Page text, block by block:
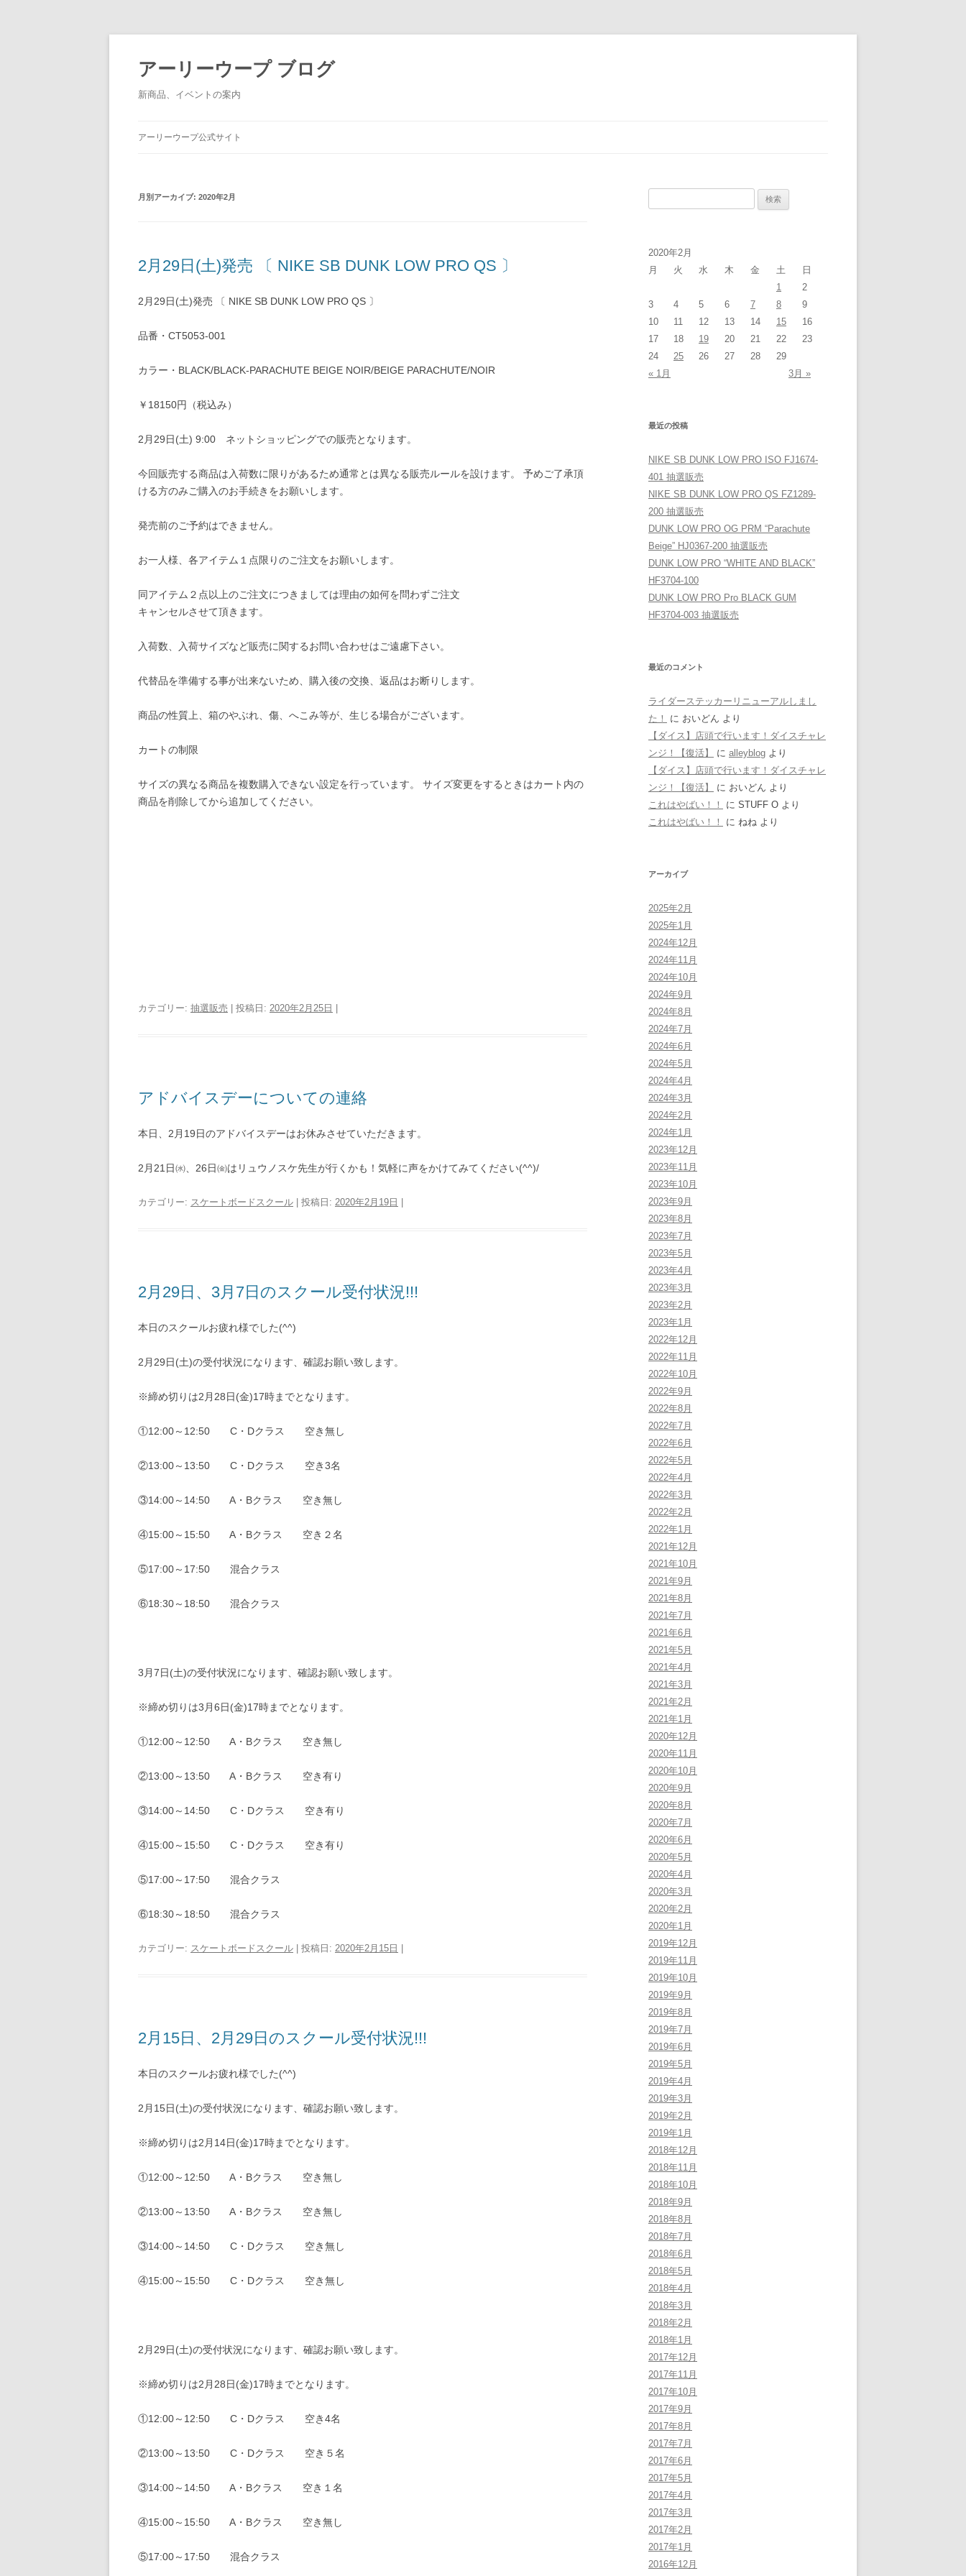
アーリーウープ ブログ
新商品、イベントの案内
アーリーウープ公式サイト
月別アーカイブ: 2020年2月
2月29日(土)発売 〔 NIKE SB DUNK LOW PRO QS 〕
2月29日(土)発売 〔 NIKE SB DUNK LOW PRO QS 〕
品番・CT5053-001
カラー・BLACK/BLACK-PARACHUTE BEIGE NOIR/BEIGE PARACHUTE/NOIR
￥18150円（税込み）
2月29日(土) 9:00 ネットショッピングでの販売となります。
今回販売する商品は入荷数に限りがあるため通常とは異なる販売ルールを設けます。 予めご了承頂
ける方のみご購入のお手続きをお願いします。
発売前のご予約はできません。
お一人様、各アイテム１点限りのご注文をお願いします。
同アイテム２点以上のご注文につきましては理由の如何を問わずご注文
キャンセルさせて頂きます。
入荷数、入荷サイズなど販売に関するお問い合わせはご遠慮下さい。
代替品を準備する事が出来ないため、購入後の交換、返品はお断りします。
商品の性質上、箱のやぶれ、傷、へこみ等が、生じる場合がございます。
カートの制限
サイズの異なる商品を複数購入できない設定を行っています。 サイズ変更をするときはカート内の
商品を削除してから追加してください。
カテゴリー: 抽選販売 | 投稿日: 2020年2月25日
アドバイスデーについての連絡
本日、2月19日のアドバイスデーはお休みさせていただきます。
2月21日㈬、26日㈮はリュウノスケ先生が行くかも！気軽に声をかけてみてください(^^)/
カテゴリー: スケートボードスクール | 投稿日: 2020年2月19日
2月29日、3月7日のスクール受付状況!!!
本日のスクールお疲れ様でした(^^)
2月29日(土)の受付状況になります、確認お願い致します。
※締め切りは2月28日(金)17時までとなります。
①12:00～12:50 C・Dクラス 空き無し
②13:00～13:50 C・Dクラス 空き3名
③14:00～14:50 A・Bクラス 空き無し
④15:00～15:50 A・Bクラス 空き２名
⑤17:00～17:50 混合クラス
⑥18:30～18:50 混合クラス
3月7日(土)の受付状況になります、確認お願い致します。
※締め切りは3月6日(金)17時までとなります。
①12:00～12:50 A・Bクラス 空き無し
②13:00～13:50 A・Bクラス 空き有り
③14:00～14:50 C・Dクラス 空き有り
④15:00～15:50 C・Dクラス 空き有り
⑤17:00～17:50 混合クラス
⑥18:30～18:50 混合クラス
カテゴリー: スケートボードスクール | 投稿日: 2020年2月15日
2月15日、2月29日のスクール受付状況!!!
本日のスクールお疲れ様でした(^^)
2月15日(土)の受付状況になります、確認お願い致します。
※締め切りは2月14日(金)17時までとなります。
①12:00～12:50 A・Bクラス 空き無し
②13:00～13:50 A・Bクラス 空き無し
③14:00～14:50 C・Dクラス 空き無し
④15:00～15:50 C・Dクラス 空き無し
2月29日(土)の受付状況になります、確認お願い致します。
※締め切りは2月28日(金)17時までとなります。
①12:00～12:50 C・Dクラス 空き4名
②13:00～13:50 C・Dクラス 空き５名
③14:00～14:50 A・Bクラス 空き１名
④15:00～15:50 A・Bクラス 空き無し
⑤17:00～17:50 混合クラス
2020年2月
月
火 水 木 金 土
日
1
2
3
4 5 6 7 8
9
10
11 12 13 14 15
16
17
18 19 20 21 22
23
24
25 26 27 28
29
« 1月
3月 »
最近の投稿
NIKE SB DUNK LOW PRO ISO FJ1674-
401 抽選販売
NIKE SB DUNK LOW PRO QS FZ1289-
200 抽選販売
DUNK LOW PRO OG PRM “Parachute
Beige” HJ0367-200 抽選販売
DUNK LOW PRO “WHITE AND BLACK”
HF3704-100
DUNK LOW PRO Pro BLACK GUM
HF3704-003 抽選販売
最近のコメント
ライダーステッカーリニューアルしまし
た！
に おいどん より
【ダイス】店頭で行います！ダイスチャレ
ンジ！【復活】
に alleyblog より
【ダイス】店頭で行います！ダイスチャレ
ンジ！【復活】
に おいどん より
これはやばい！！
に STUFF O より
これはやばい！！
に ねね より
アーカイブ
2025年2月
2025年1月
2024年12月
2024年11月
2024年10月
2024年9月
2024年8月
2024年7月
2024年6月
2024年5月
2024年4月
2024年3月
2024年2月
2024年1月
2023年12月
2023年11月
2023年10月
2023年9月
2023年8月
2023年7月
2023年5月
2023年4月
2023年3月
2023年2月
2023年1月
2022年12月
2022年11月
2022年10月
2022年9月
2022年8月
2022年7月
2022年6月
2022年5月
2022年4月
2022年3月
2022年2月
2022年1月
2021年12月
2021年10月
2021年9月
2021年8月
2021年7月
2021年6月
2021年5月
2021年4月
2021年3月
2021年2月
2021年1月
2020年12月
2020年11月
2020年10月
2020年9月
2020年8月
2020年7月
2020年6月
2020年5月
2020年4月
2020年3月
2020年2月
2020年1月
2019年12月
2019年11月
2019年10月
2019年9月
2019年8月
2019年7月
2019年6月
2019年5月
2019年4月
2019年3月
2019年2月
2019年1月
2018年12月
2018年11月
2018年10月
2018年9月
2018年8月
2018年7月
2018年6月
2018年5月
2018年4月
2018年3月
2018年2月
2018年1月
2017年12月
2017年11月
2017年10月
2017年9月
2017年8月
2017年7月
2017年6月
2017年5月
2017年4月
2017年3月
2017年2月
2017年1月
2016年12月